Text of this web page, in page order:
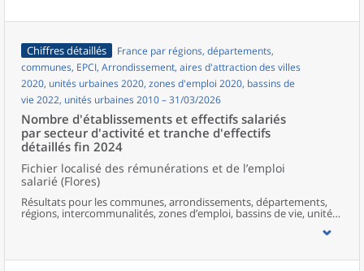
Chiffres détaillés
France par régions, départements,
communes, EPCI, Arrondissement, aires d'attraction des villes
2020, unités urbaines 2020, zones d'emploi 2020, bassins de
vie 2022, unités urbaines 2010 – 31/03/2026
Nombre d'établissements et effectifs salariés
par secteur d'activité et tranche d'effectifs
détaillés fin 2024
Fichier localisé des rémunérations et de l’emploi
salarié (Flores)
Résultats pour les communes, arrondissements, départements,
régions, intercommunalités, zones d’emploi, bassins de vie, unités
urbaines et aires d’attraction des villes de France.